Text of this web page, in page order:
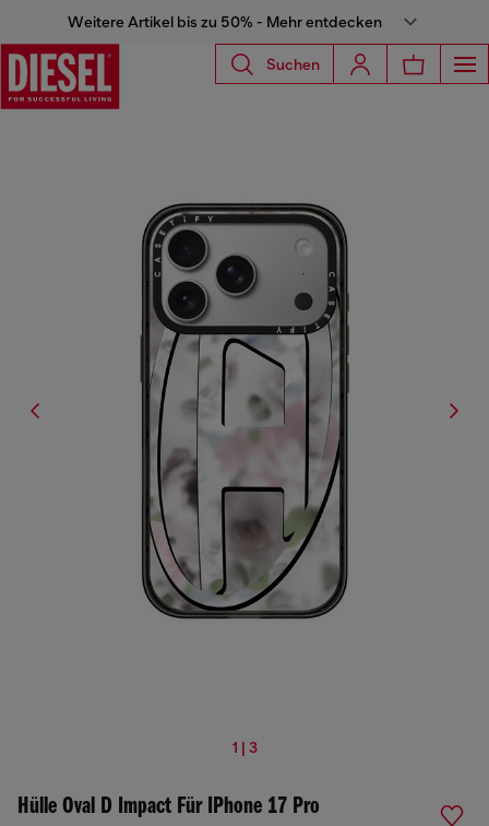
Weitere Artikel bis zu 50% - Mehr entdecken
Suchen
1 | 3
Hülle Oval D Impact Für IPhone 17 Pro